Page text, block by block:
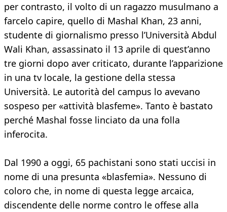
per contrasto, il volto di un ragazzo musulmano a
farcelo capire, quello di Mashal Khan, 23 anni,
studente di giornalismo presso l’Università Abdul
Wali Khan, assassinato il 13 aprile di quest’anno
tre giorni dopo aver criticato, durante l’apparizione
in una tv locale, la gestione della stessa
Università. Le autorità del campus lo avevano
sospeso per «attività blasfeme». Tanto è bastato
perché Mashal fosse linciato da una folla
inferocita.
Dal 1990 a oggi, 65 pachistani sono stati uccisi in
nome di una presunta «blasfemia». Nessuno di
coloro che, in nome di questa legge arcaica,
discendente delle norme contro le offese alla